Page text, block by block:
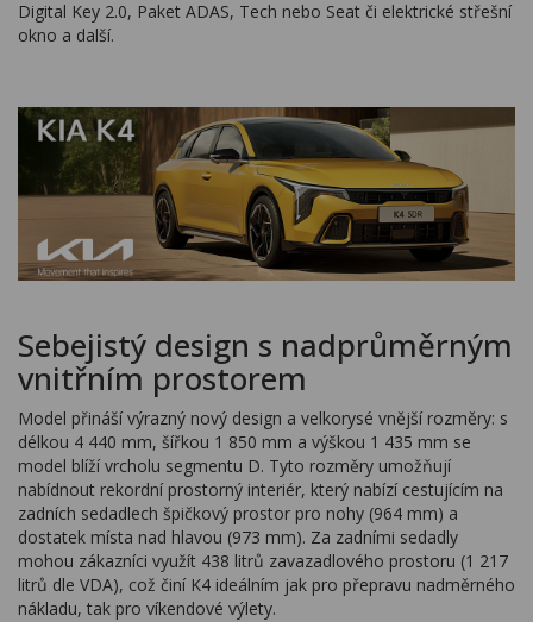
Digital Key 2.0, Paket ADAS, Tech nebo Seat či elektrické střešní
okno a další.
Sebejistý design s nadprůměrným
vnitřním prostorem
Model přináší výrazný nový design a velkorysé vnější rozměry: s
délkou 4 440 mm, šířkou 1 850 mm a výškou 1 435 mm se
model blíží vrcholu segmentu D. Tyto rozměry umožňují
nabídnout rekordní prostorný interiér, který nabízí cestujícím na
zadních sedadlech špičkový prostor pro nohy (964 mm) a
dostatek místa nad hlavou (973 mm). Za zadními sedadly
mohou zákazníci využít 438 litrů zavazadlového prostoru (1 217
litrů dle VDA), což činí K4 ideálním jak pro přepravu nadměrného
nákladu, tak pro víkendové výlety.